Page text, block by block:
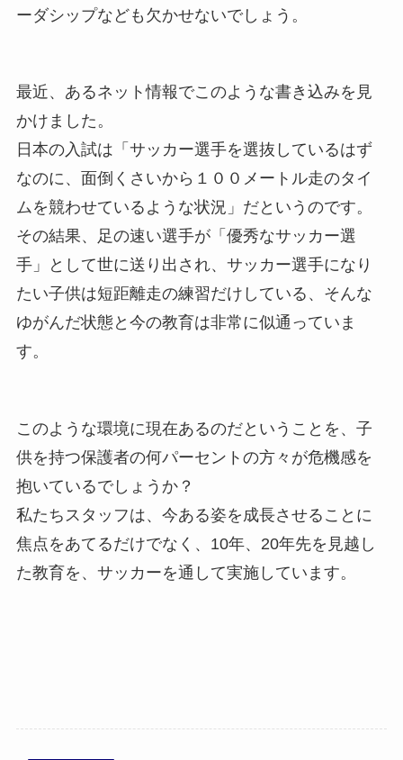
ーダシップなども欠かせないでしょう。
最近、あるネット情報でこのような書き込みを見
かけました。
日本の入試は「サッカー選手を選抜しているはず
なのに、面倒くさいから１００メートル走のタイ
ムを競わせているような状況」だというのです。
その結果、足の速い選手が「優秀なサッカー選
手」として世に送り出され、サッカー選手になり
たい子供は短距離走の練習だけしている、そんな
ゆがんだ状態と今の教育は非常に似通っていま
す。
このような環境に現在あるのだということを、子
供を持つ保護者の何パーセントの方々が危機感を
抱いているでしょうか？
私たちスタッフは、今ある姿を成長させることに
焦点をあてるだけでなく、10年、20年先を見越し
た教育を、サッカーを通して実施しています。